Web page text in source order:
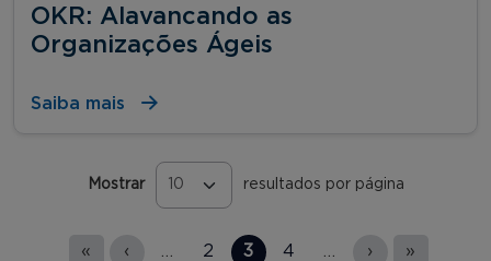
OKR: Alavancando as
Organizações Ágeis
Saiba mais
Mostrar resultados por página
« ‹ 2 3 4 › »